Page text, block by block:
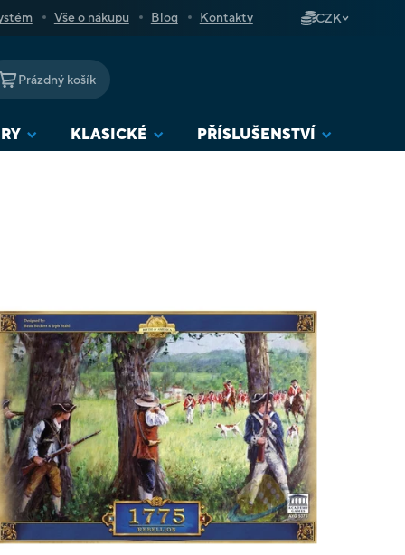
Vše o nákupu Blog Kontakty CZK
NÁKUPNÍ
KOŠÍK
Prázdný košík
KLASICKÉ PŘÍSLUŠENSTVÍ